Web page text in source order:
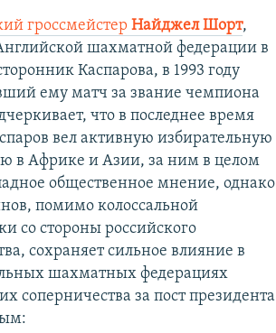
гроссмейстер Найджел Шорт,
шахматной федерации в
Каспарова, в 1993 году
ему матч за звание чемпиона
что в последнее время
вел активную избирательную
в Африке и Азии, за ним в целом
общественное мнение, однако
помимо колоссальной
со стороны российского
сохраняет сильное влияние в
шахматных федерациях
за пост президента